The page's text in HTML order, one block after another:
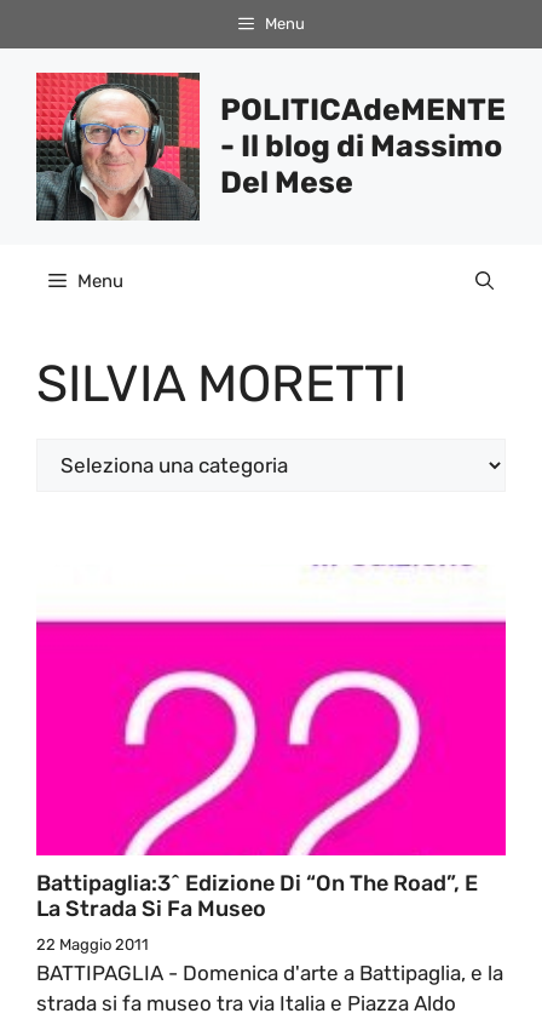
al
contenuto
Menu
POLITICAdeMENTE
- Il blog di Massimo
Del Mese
Menu
SILVIA MORETTI
Categorie
Battipaglia:3^ Edizione Di “On The Road”, E
La Strada Si Fa Museo
22 Maggio 2011
BATTIPAGLIA - Domenica d'arte a Battipaglia, e la
strada si fa museo tra via Italia e Piazza Aldo